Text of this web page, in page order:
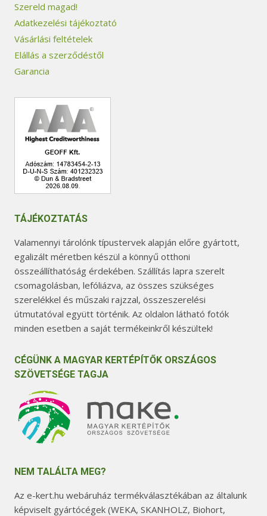
Szereld magad!
Adatkezelési tájékoztató
Vásárlási feltételek
Elállás a szerződéstől
Garancia
TÁJÉKOZTATÁS
Valamennyi tárolónk típustervek alapján előre gyártott,
egalizált méretben készül a könnyű otthoni
összeállíthatóság érdekében. Szállítás lapra szerelt
csomagolásban, lefóliázva, az összes szükséges
szerelékkel és műszaki rajzzal, összeszerelési
útmutatóval együtt történik. Az oldalon látható fotók
minden esetben a saját termékeinkről készültek!
CÉGÜNK A MAGYAR KERTÉPÍTŐK ORSZÁGOS
SZÖVETSÉGE TAGJA
NEM TALÁLTA MEG?
Az e-kert.hu webáruház termékválasztékában az általunk
képviselt gyártócégek (WEKA, SKANHOLZ, Biohort,